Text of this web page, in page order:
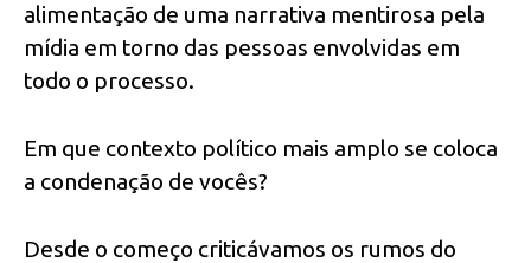
alimentação de uma narrativa mentirosa pela
mídia em torno das pessoas envolvidas em
todo o processo.
Em que contexto político mais amplo se coloca
a condenação de vocês?
Desde o começo criticávamos os rumos do